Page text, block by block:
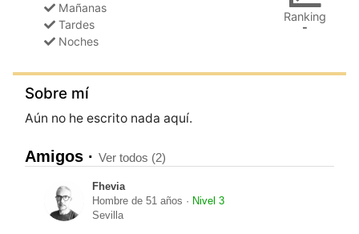
Mañanas
Tardes
Noches
Ranking
-
Sobre mí
Aún no he escrito nada aquí.
Amigos ·Ver todos (2)
Fhevia
Hombre de 51 años · Nivel 3
Sevilla